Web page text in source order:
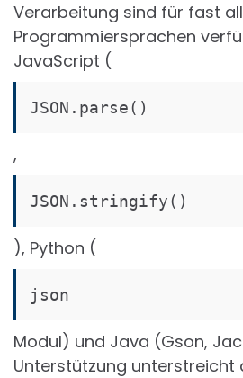
Verarbeitung sind für fast
Programmiersprachen
JavaScript (
JSON.parse()
,
JSON.stringify()
), Python (
json
Modul) und Java (Gson,
Unterstützung unterstreicht